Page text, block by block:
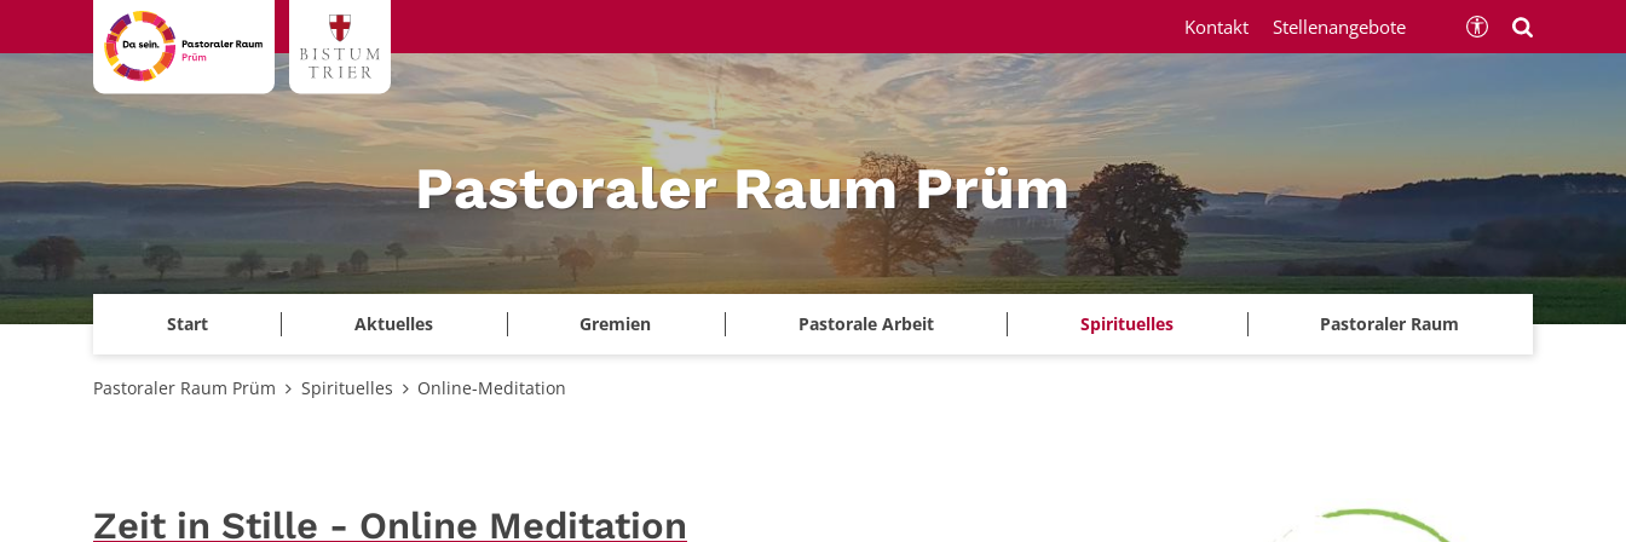
Zum Inhalt springen
Pastoraler Raum Prüm
Start Aktuelles Gremien Pastorale Arbeit Spirituelles Pastoraler Raum
Kontakt Stellenangebote
Pastoraler Raum Prüm Spirituelles Online-Meditation
Zeit in Stille - Online Meditation